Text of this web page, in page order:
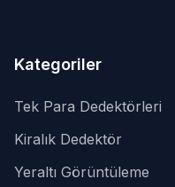
Kategoriler
Tek Para Dedektörleri
Kiralık Dedektör
Yeraltı Görüntüleme